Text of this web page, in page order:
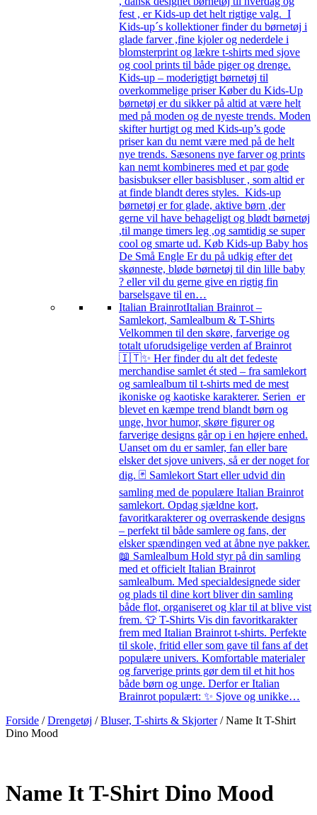
fest , er Kids-up det helt rigtige valg. I
Kids-up´s kollektioner finder du børnetøj i
glade farver ,fine kjoler og nederdele i
blomsterprint og lækre t-shirts med sjove
og cool prints til både piger og drenge.
Kids-up – moderigtigt børnetøj til
overkommelige priser Køber du Kids-Up
børnetøj er du sikker på altid at være helt
med på moden og de nyeste trends. Moden
skifter hurtigt og med Kids-up’s gode
priser kan du nemt være med på de helt
nye trends. Sæsonens nye farver og prints
kan nemt kombineres med et par gode
basisbukser eller basisbluser , som altid er
at finde blandt deres styles. Kids-up
børnetøj er for glade, aktive børn ,der
gerne vil have behageligt og blødt børnetøj
,til mange timers leg ,og samtidig se super
cool og smarte ud. Køb Kids-up Baby hos
De Små Engle Er du på udkig efter det
skønneste, bløde børnetøj til din lille baby
? eller vil du gerne give en rigtig fin
barselsgave til en…
Italian BrainrotItalian Brainrot –
Samlekort, Samlealbum & T-Shirts
Velkommen til den skøre, farverige og
totalt uforudsigelige verden af Brainrot
🇮🇹✨ Her finder du alt det fedeste
merchandise samlet ét sted – fra samlekort
og samlealbum til t-shirts med de mest
ikoniske og kaotiske karakterer. Serien er
blevet en kæmpe trend blandt børn og
unge, hvor humor, skøre figurer og
farverige designs går op i en højere enhed.
Uanset om du er samler, fan eller bare
elsker det sjove univers, så er der noget for
dig. 🃏 Samlekort Start eller udvid din
samling med de populære Italian Brainrot
samlekort. Opdag sjældne kort,
favoritkarakterer og overraskende designs
– perfekt til både samlere og fans, der
elsker spændingen ved at åbne nye pakker.
📖 Samlealbum Hold styr på din samling
med et officielt Italian Brainrot
samlealbum. Med specialdesignede sider
og plads til dine kort bliver din samling
både flot, organiseret og klar til at blive vist
frem. 👕 T-Shirts Vis din favoritkarakter
frem med Italian Brainrot t-shirts. Perfekte
til skole, fritid eller som gave til fans af det
populære univers. Komfortable materialer
og farverige prints gør dem til et hit hos
både børn og unge. Derfor er Italian
Brainrot populært: ✨ Sjove og unikke…
Forside /Drengetøj /Bluser, T-shirts & Skjorter/ Name It T-Shirt
Dino Mood
Name It T-Shirt Dino Mood